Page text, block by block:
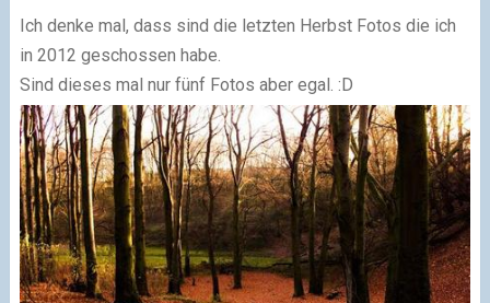
Ich denke mal, dass sind die letzten Herbst Fotos die ich
in 2012 geschossen habe.
Sind dieses mal nur fünf Fotos aber egal. :D